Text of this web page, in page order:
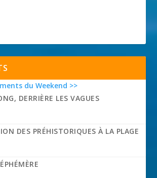
du Weekend >>
DERRIÈRE LES VAGUES
DES PRÉHISTORIQUES À LA PLAGE